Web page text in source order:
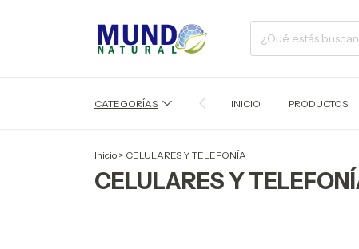
CATEGORÍAS INICIO PRODUCTOS
Inicio > CELULARES Y TELEFONÍA
CELULARES Y